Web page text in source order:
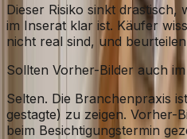
Dieser Risiko sinkt drastisch,
im Inserat klar ist. Käufer
nicht real sind, und
Sollten Vorher-Bilder auch
Selten. Die Branchenpraxis
gestagte) zu zeigen. Vorher-
beim Besichtigungstermin